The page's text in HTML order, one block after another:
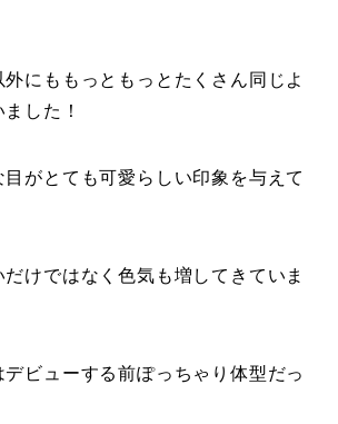
にももっともっとたくさん同じよ
した！
がとても可愛らしい印象を与えて
けではなく色気も増してきていま
デビューする前ぽっちゃり体型だっ